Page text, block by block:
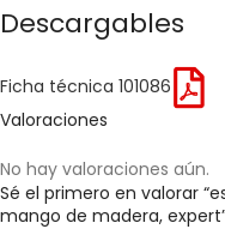
Descargables
Ficha técnica 101086
Valoraciones
No hay valoraciones aún.
Sé el primero en valorar
mango de madera,